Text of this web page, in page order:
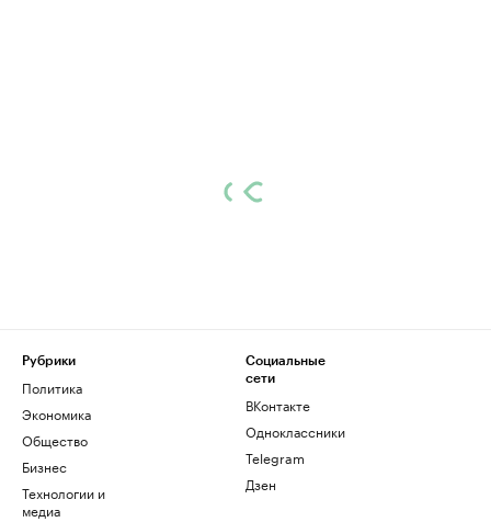
Рубрики
Политика
Экономика
Общество
Бизнес
Технологии и
медиа
Социальные
сети
ВКонтакте
Одноклассники
Telegram
Дзен